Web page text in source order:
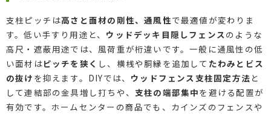
支柱ピッチは高さと面材の剛性、通風性で最適値が変わりま
す。低い手すり用途と、 ウッドデッキ目隠しフェンス のような
高尺・遮蔽用途では、風荷重が桁違いです。一般に通風性の低
い面材はピッチを狭く し、横桟や胴縁を追加して たわみとビス
の抜け を抑えます。DIYでは、 ウッドフェンス支柱固定方法 と
して連結部の金具増し打ちや、 支柱の端部集中を避ける配置が
有効です。ホームセンターの商品でも、カインズのフェンスや